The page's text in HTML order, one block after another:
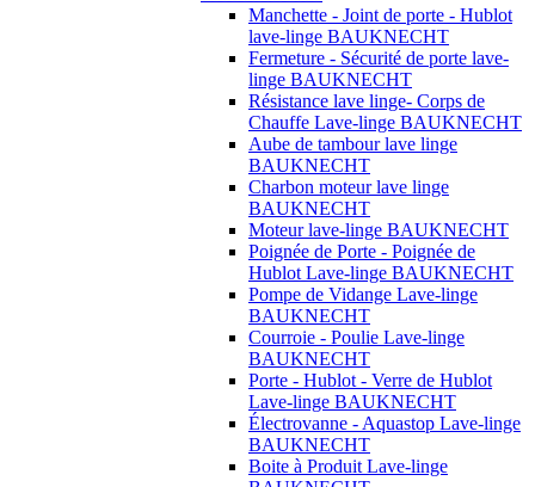
Manchette - Joint de porte - Hublot
lave-linge BAUKNECHT
Fermeture - Sécurité de porte lave-
linge BAUKNECHT
Résistance lave linge- Corps de
Chauffe Lave-linge BAUKNECHT
Aube de tambour lave linge
BAUKNECHT
Charbon moteur lave linge
BAUKNECHT
Moteur lave-linge BAUKNECHT
Poignée de Porte - Poignée de
Hublot Lave-linge BAUKNECHT
Pompe de Vidange Lave-linge
BAUKNECHT
Courroie - Poulie Lave-linge
BAUKNECHT
Porte - Hublot - Verre de Hublot
Lave-linge BAUKNECHT
Électrovanne - Aquastop Lave-linge
BAUKNECHT
Boite à Produit Lave-linge